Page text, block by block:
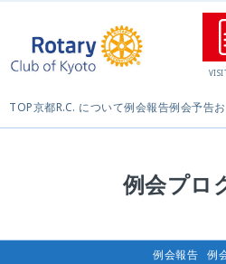
TOP京都R.C. について例会報告例会予告
例会プロ
例会報告 例